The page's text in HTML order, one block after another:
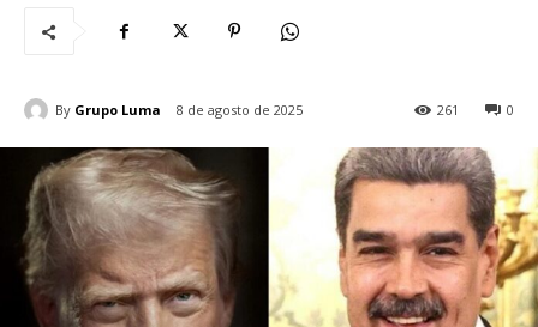
By Grupo Luma 8 de agosto de 2025 0
261